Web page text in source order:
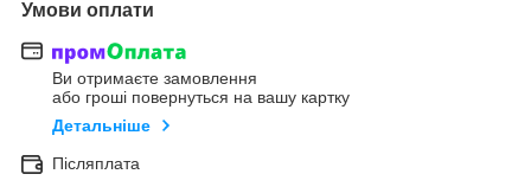
Умови оплати
Ви отримаєте замовлення
або гроші повернуться на вашу картку
Детальніше
Післяплата